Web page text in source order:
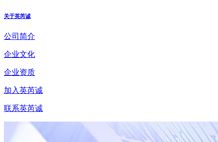
关于英芮诚
公司简介
企业文化
企业资质
加入英芮诚
联系英芮诚